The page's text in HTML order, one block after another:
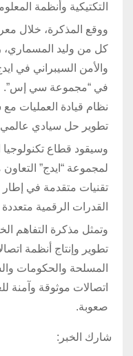
التكتيكية وأنظمة
كل من وليد المسماري،
والأمن السيبراني في
في “مجموعة سي إس”.
نظام قيادة العمليات مع
تطوير حل سيادي
وسيقود قطاع تكنولوجيا
لمجموعة “ايدج”
تقنيات متقدمة في إطار
القدرات الرقمية
وتمثل مذكرة التفاهم
تطوير وإنتاج أنظمة
المسلحة والحكومات
اتصالات موثوقة وآمنة
صعوبة.
شارك الخبر: